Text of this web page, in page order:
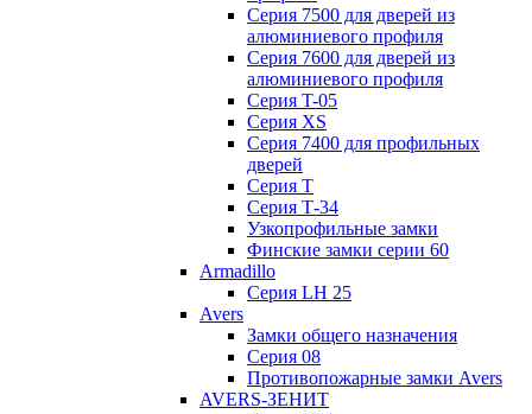
Серия 7500 для дверей из
алюминиевого профиля
Серия 7600 для дверей из
алюминиевого профиля
Серия T-05
Серия XS
Серия 7400 для профильных
дверей
Серия Т
Серия Т-34
Узкопрофильные замки
Финские замки серии 60
Armadillo
Серия LH 25
Avers
Замки общего назначения
Серия 08
Противопожарные замки Avers
AVERS-ЗЕНИТ